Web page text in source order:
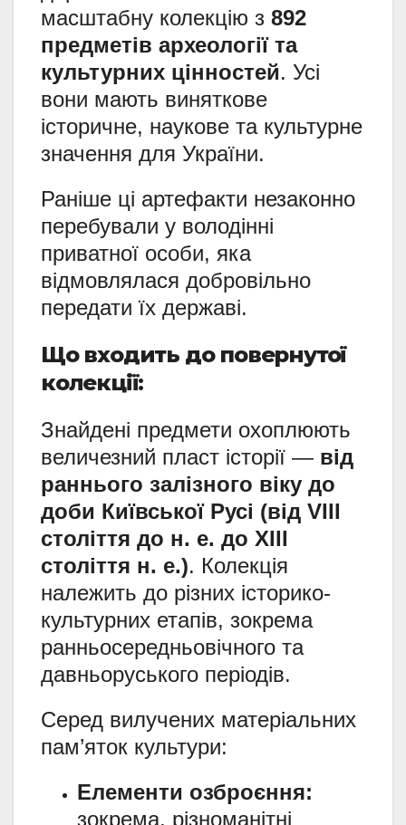
масштабну колекцію з 892
предметів археології та
культурних цінностей. Усі
вони мають виняткове
історичне, наукове та культурне
значення для України.
Раніше ці артефакти незаконно
перебували у володінні
приватної особи, яка
відмовлялася добровільно
передати їх державі.
Що входить до повернутої
колекції:
Знайдені предмети охоплюють
величезний пласт історії — від
раннього залізного віку до
доби Київської Русі (від VIII
століття до н. е. до XIII
століття н. е.). Колекція
належить до різних історико-
культурних етапів, зокрема
ранньосередньовічного та
давньоруського періодів.
Серед вилучених матеріальних
пам’яток культури:
Елементи озброєння:
зокрема, різноманітні